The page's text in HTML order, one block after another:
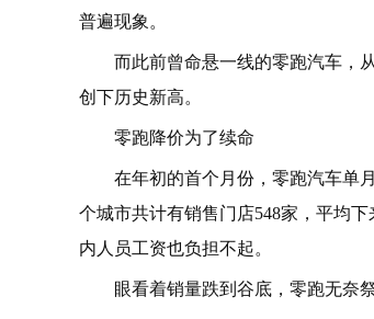
普遍现象。
而此前曾命悬一线的零跑汽车，
创下历史新高。
零跑降价为了续命
在年初的首个月份，零跑汽车单
个城市共计有销售门店548家，平均
内人员工资也负担不起。
眼看着销量跌到谷底，零跑无奈